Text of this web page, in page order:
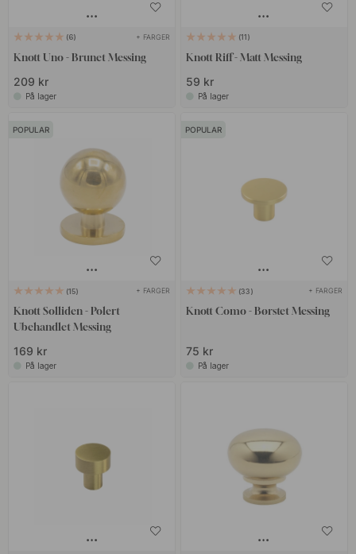
6 + FARGER
Knott Uno - Brunet Messing
209 kr
På lager
11
Knott Riff - Matt Messing
59 kr
På lager
POPULAR
15 + FARGER
Knott Solliden - Polert
Ubehandlet Messing
169 kr
På lager
POPULAR
33 + FARGER
Knott Como - Børstet Messing
75 kr
På lager